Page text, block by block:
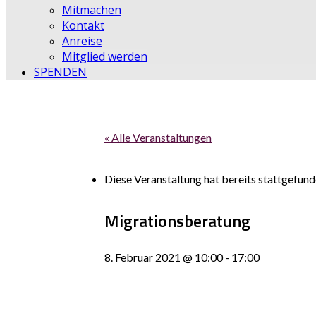
Mitmachen
Kontakt
Anreise
Mitglied werden
SPENDEN
« Alle Veranstaltungen
Diese Veranstaltung hat bereits
Migrationsberatung
8. Februar 2021 @ 10:00- 17:00